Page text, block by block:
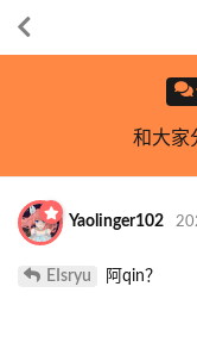
和大家
Yaolinger102
EIsryu 阿qin？